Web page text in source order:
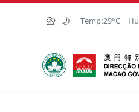
Ir para o conteúdo
Temp:29°C
Direcção dos